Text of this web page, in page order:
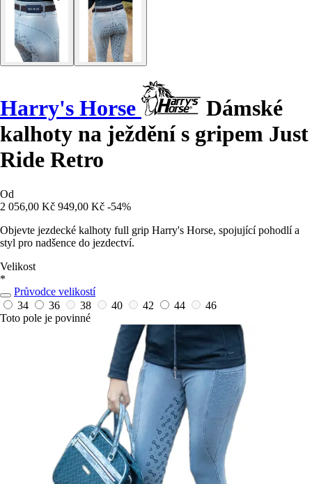
Harry's Horse
Dámské
kalhoty na ježdění s gripem Just
Ride Retro
Od
2 056,00 Kč 949,00 Kč -54%
Objevte jezdecké kalhoty full grip Harry's Horse, spojující pohodlí a
styl pro nadšence do jezdectví.
Velikost
*
Průvodce velikostí
34
36 38 40 42 44
46
Toto pole je povinné